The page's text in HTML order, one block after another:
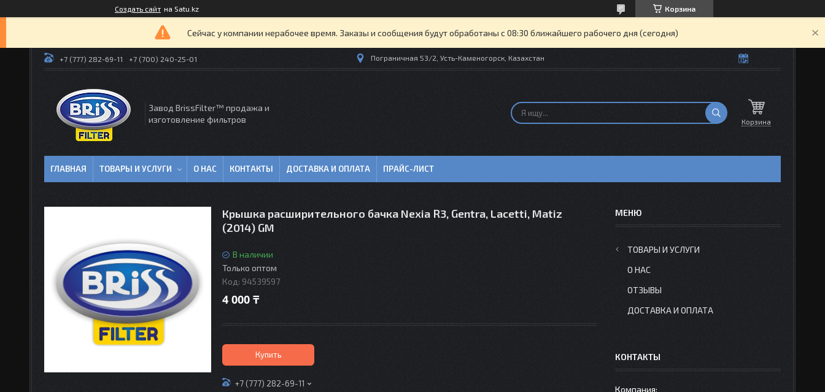
Создать сайт на Satu.kz Корзина
Сейчас у компании нерабочее время. Заказы и сообщения будут обработаны с 08:30 ближайшего рабочего дня (сегодня)
+7 (777) 282-69-11 +7 (700) 240-25-01 Пограничная 53/2, Усть-Каменогорск, Казахстан
Завод BrissFilter™ продажа и
изготовление фильтров
Корзина
ГЛАВНАЯ ТОВАРЫ И УСЛУГИ О НАС КОНТАКТЫ ДОСТАВКА И ОПЛАТА ПРАЙС-ЛИСТ
Крышка расширительного бачка Nexia R3, Gentra, Lacetti, Matiz
(2014) GM
В наличии
Только оптом
Код: 94539597
4 000 ₸
Купить
+7 (777) 282-69-11
ТОВАРЫ И УСЛУГИ
О НАС
ОТЗЫВЫ
ДОСТАВКА И ОПЛАТА
КОНТАКТЫ